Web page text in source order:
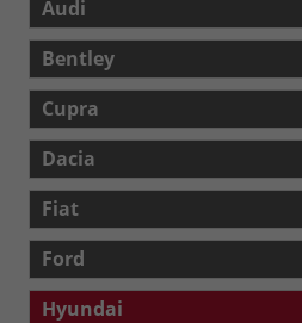
Audi
Bentley
Cupra
Dacia
Fiat
Ford
Hyundai